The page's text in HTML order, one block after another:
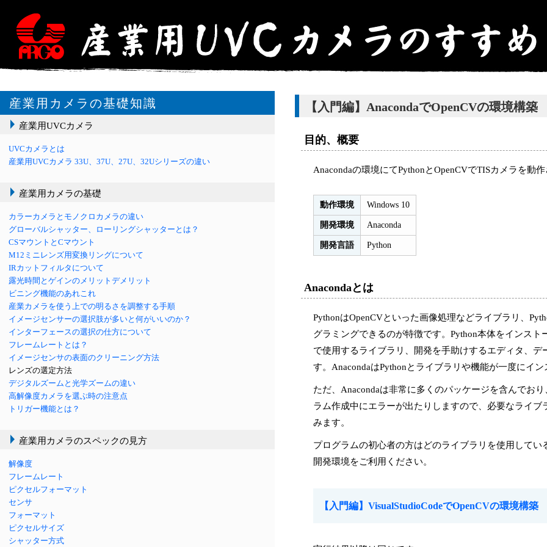
産業用カメラの基礎知識
産業用UVCカメラ
UVCカメラとは
産業用UVCカメラ 33U、37U、27U、32Uシリーズの違い
産業用カメラの基礎
カラーカメラとモノクロカメラの違い
グローバルシャッター、ローリングシャッターとは？
CSマウントとCマウント
M12ミニレンズ用変換リングについて
IRカットフィルタについて
露光時間とゲインのメリットデメリット
ビニング機能のあれこれ
産業カメラを使う上での明るさを調整する手順
イメージセンサーの選択肢が多いと何がいいのか？
インターフェースの選択の仕方について
フレームレートとは？
イメージセンサの表面のクリーニング方法
レンズの選定方法
デジタルズームと光学ズームの違い
高解像度カメラを選ぶ時の注意点
トリガー機能とは？
産業用カメラのスペックの見方
解像度
フレームレート
ピクセルフォーマット
センサ
フォーマット
ピクセルサイズ
シャッター方式
【入門編】AnacondaでOpenCVの環境構築
目的、概要
Anacondaの環境にてPythonとOpenCVでTISカメラを動
動作環境 Windows 10
開発環境 Anaconda
開発言語 Python
Anacondaとは
PythonはOpenCVといった画像処理などライブラリ、
グラミングできるのが特徴です。Python本体をインス
で使用するライブラリ、開発を手助けするエディタ、
す。AnacondaはPythonとライブラリや機能が一度にイ
ただ、Anacondaは非常に多くのパッケージを含んでお
ラム作成中にエラーが出たりしますので、必要なライ
みます。
プログラムの初心者の方はどのライブラリを使用してい
開発環境をご利用ください。
【入門編】VisualStudioCodeでOpenCVの環境構築